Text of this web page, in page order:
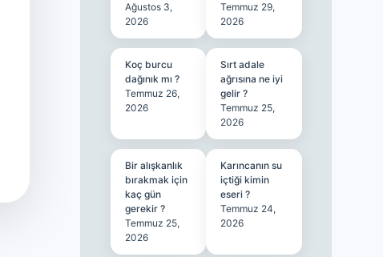
Ağustos 3,
2026
Temmuz 29,
2026
Koç burcu
dağınık mı ?
Temmuz 26,
2026
Sırt adale
ağrısına ne iyi
gelir ?
Temmuz 25,
2026
Bir alışkanlık
bırakmak için
kaç gün
gerekir ?
Temmuz 25,
2026
Karıncanın su
içtiği kimin
eseri ?
Temmuz 24,
2026